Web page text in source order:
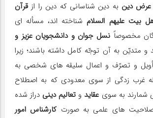
عرض دین به دین شناسانى که دین را از قرآن
بیت علیهم السلامشناخته اند، مسأله اى
مخصوصاً نسل جوان و دانشجویان عزیز و
و متدیّن به آن توجّه کامل داشته باشند؛ زیرا
و تصرّف و اعمال سلیقه هاى شخصى به
غرب زدگى از سوى معدودى که به اصطلاح
شمارند به سوى عقایدو تعالیم دینى دراز شده
هاى علمى به صورت کارشناس امور